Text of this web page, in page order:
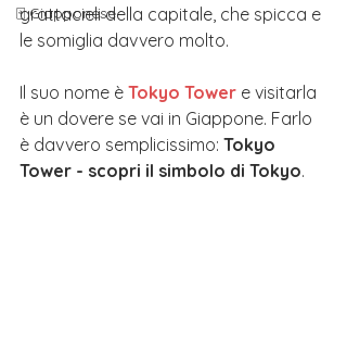
🀄️ Giapponese
grattacieli della capitale, che spicca e
le somiglia davvero molto.
Il suo nome è Tokyo Tower e visitarla
è un dovere se vai in Giappone. Farlo
è davvero semplicissimo: Tokyo
Tower - scopri il simbolo di Tokyo.